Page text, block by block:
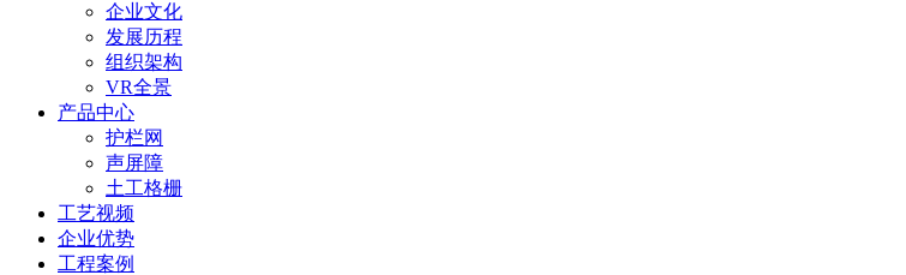
企业文化
发展历程
组织架构
VR全景
产品中心
护栏网
声屏障
土工格栅
工艺视频
企业优势
工程案例